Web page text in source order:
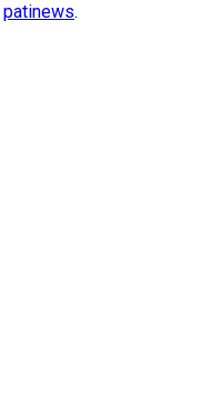
patinews.